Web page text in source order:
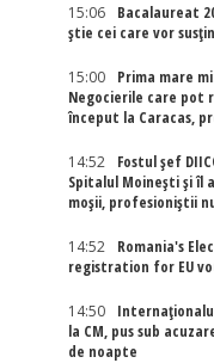
15:06
Bacalaureat
știe cei care vor
15:00
Prima mare
Negocierile care pot
început la Caracas,
14:52
Fostul șef
Spitalul Moinești și îl
moșii, profesioniștii
14:52
Romania's
registration for EU
14:50
la CM, pus sub
de noapte